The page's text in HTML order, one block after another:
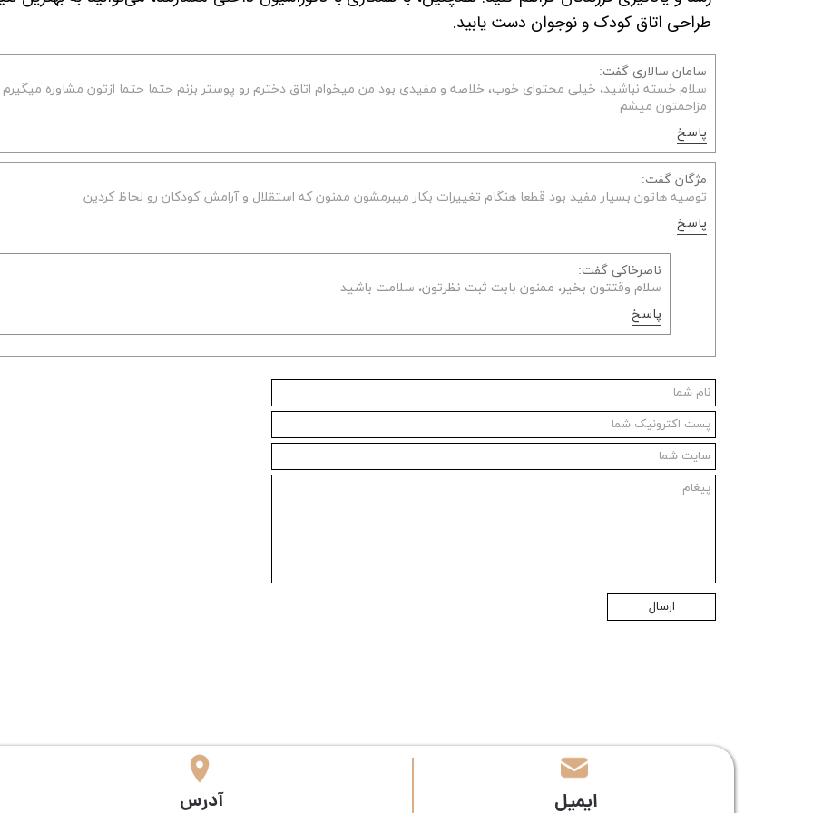
طراحی اتاق کودک و نوجوان دست یابید.
سامان سالاری گفت:
سلام خسته نباشید، خیلی محتوای خوب، خلاصه و مفیدی بود من میخوام اتاق دخترم رو پوستر بزنم حتما حتما ازتون مشاوره
مزاحمتون میشم
پاسخ
مژگان گفت:
توصیه هاتون بسیار مفید بود قطعا هنگام تغییرات بکار میبرمشون ممنون که استقلال و آرامش کودکان رو لحاظ کردین
پاسخ
ناصرخاکی گفت:
سلام وقتتون بخیر، ممنون بابت ثبت نظرتون، سلامت باشید
پاسخ
ارسال
​آدرس ​​ایمیل